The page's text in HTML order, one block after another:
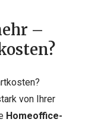
–
von Ihrer
Homeoffice-